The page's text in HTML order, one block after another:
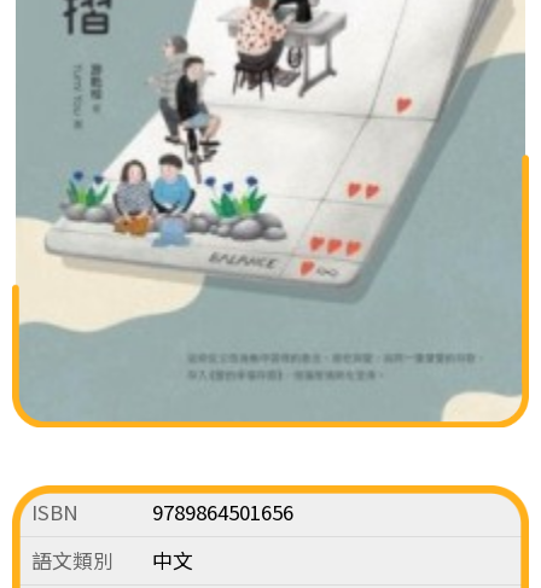
ISBN
9789864501656
語文類別
中文